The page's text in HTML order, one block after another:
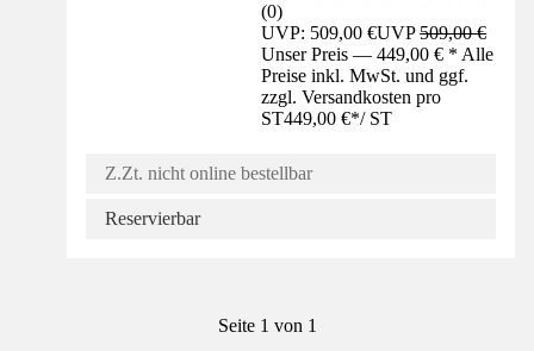
(0)
UVP: 509,00 €UVP509,00 €
Unser Preis — 449,00 € * Alle
Preise inkl. MwSt. und ggf.
zzgl. Versandkosten pro
ST449,00 €*/ ST
Z.Zt. nicht online bestellbar
Reservierbar
Seite 1 von 1